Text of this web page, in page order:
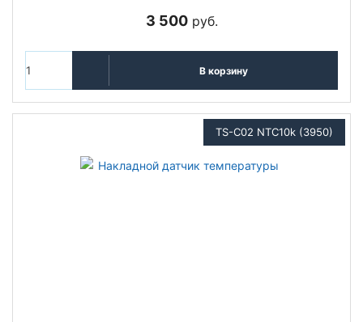
3 500руб.
В корзину
TS-C02 NTC10k (3950)